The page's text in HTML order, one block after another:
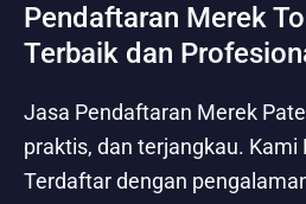
Pendaftaran Merek
Terbaik dan
Jasa Pendaftaran Merek
praktis, dan terjangkau. Kami
Terdaftar dengan